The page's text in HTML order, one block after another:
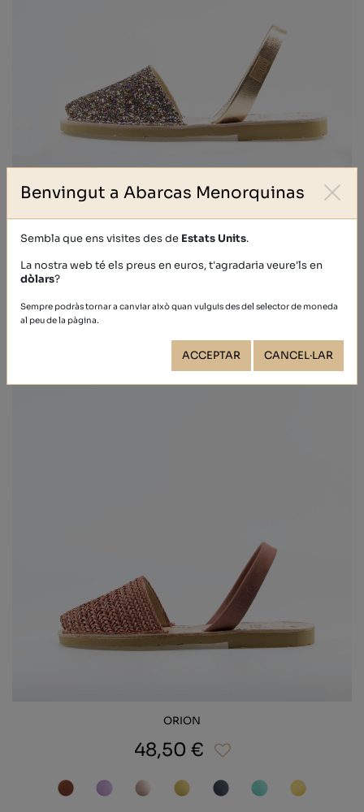
GLITTER
39,40 €
ORION
48,50 €
Benvingut a Abarcas Menorquinas
Sembla que ens visites des de Estats Units.
La nostra web té els preus en euros, t'agradaria veure'ls en
dòlars?
Sempre podràs tornar a canviar això quan vulguis des del selector de moneda
al peu de la pàgina.
ACCEPTAR CANCEL·LAR